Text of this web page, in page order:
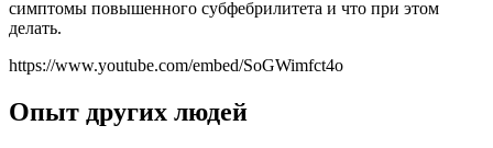
симптомы повышенного субфебрилитета и что при этом
делать.
https://www.youtube.com/embed/SoGWimfct4o
Опыт других людей